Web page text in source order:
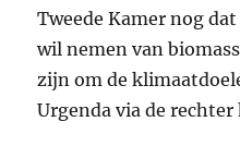
Tweede Kamer nog
wil nemen van
zijn om de
Urgenda via de